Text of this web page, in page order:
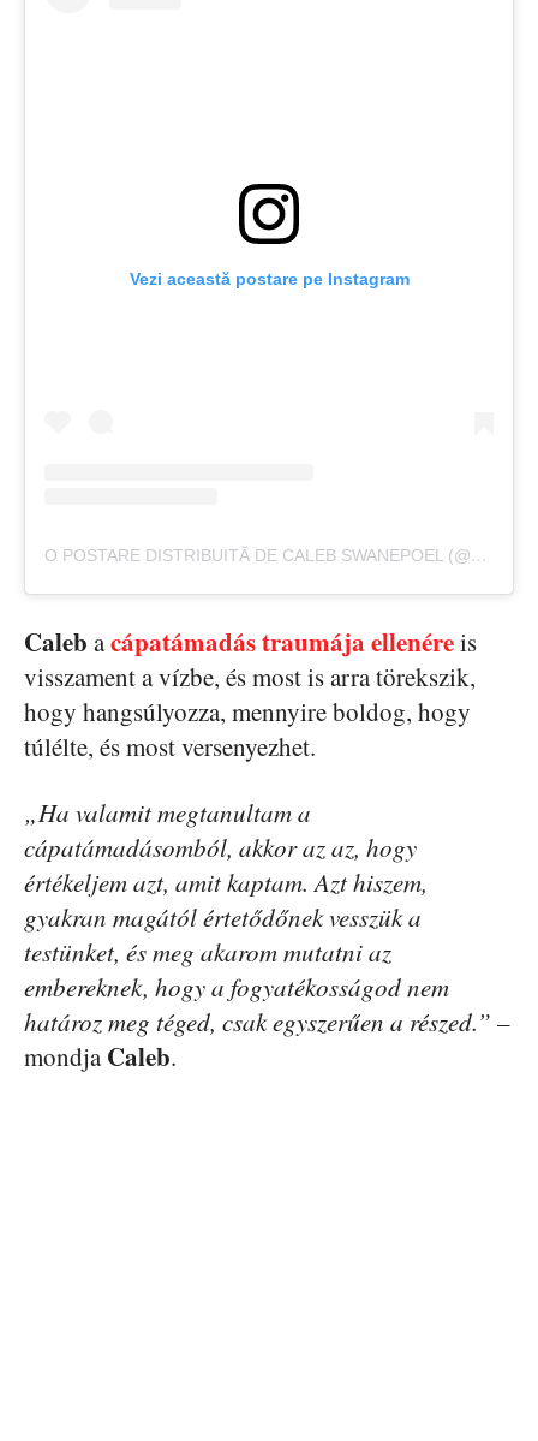
Vezi această postare pe Instagram
O POSTARE DISTRIBUITĂ DE CALEB SWANEPOEL (@CALEBSWANEPOEL)
Caleb acápatámadás traumája ellenéreis
visszament a vízbe, és most is arra törekszik,
hogy hangsúlyozza, mennyire boldog, hogy
túlélte, és most versenyezhet.
„Ha valamit megtanultam a
cápatámadásomból, akkor az az, hogy
értékeljem azt, amit kaptam. Azt hiszem,
gyakran magától értetődőnek vesszük a
testünket, és meg akarom mutatni az
embereknek, hogy a fogyatékosságod nem
határoz meg téged, csak egyszerűen a részed.” –
mondjaCaleb.